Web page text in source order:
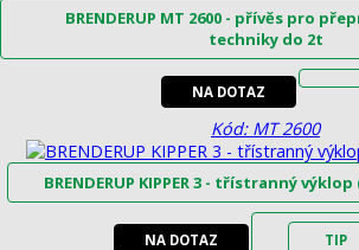
BRENDERUP MT 2600 - přívěs pro
techniky do 2t
NA DOTAZ
Kód: MT 2600
BRENDERUP KIPPER 3 - třístranný
NA DOTAZ TIP